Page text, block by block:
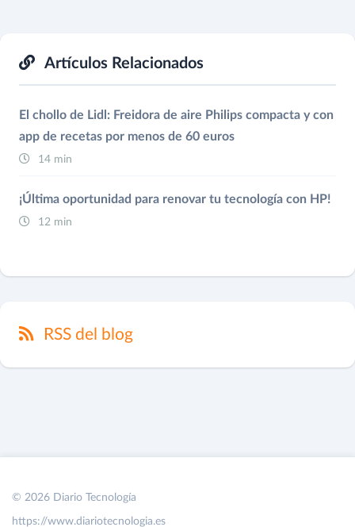
Artículos Relacionados
El chollo de Lidl: Freidora de aire Philips compacta y con
app de recetas por menos de 60 euros
14 min
¡Última oportunidad para renovar tu tecnología con HP!
12 min
RSS del blog
© 2026 Diario Tecnología
https://www.diariotecnologia.es